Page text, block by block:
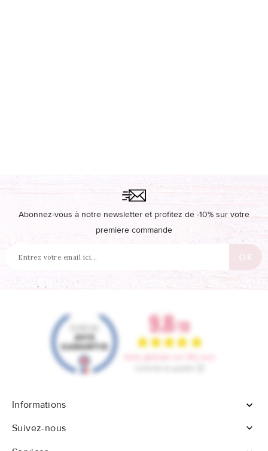
Abonnez-vous à notre newsletter et profitez de -10% sur votre
première commande
Informations

Suivez-nous
